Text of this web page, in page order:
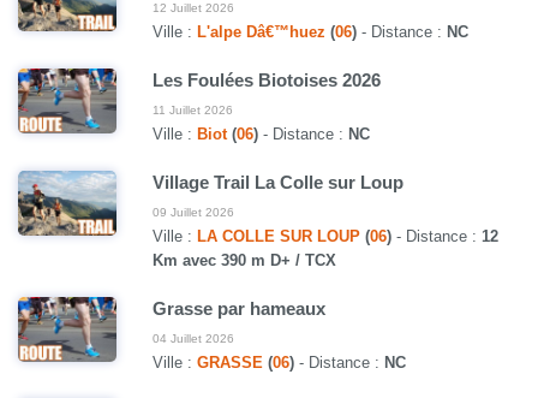
12 Juillet 2026
Ville : L'alpe Dâ€™huez (06) - Distance : NC
Les Foulées Biotoises 2026
11 Juillet 2026
Ville : Biot(06) - Distance : NC
Village Trail La Colle sur Loup
09 Juillet 2026
Ville : LA COLLE SUR LOUP (06) - Distance : 12
Km avec 390 m D+ / TCX
Grasse par hameaux
04 Juillet 2026
Ville : GRASSE (06) - Distance : NC